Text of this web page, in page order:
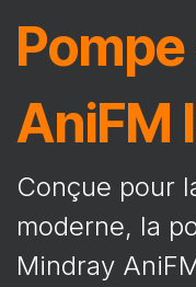
AniFM
Conçue pour
moderne, la
Mindray